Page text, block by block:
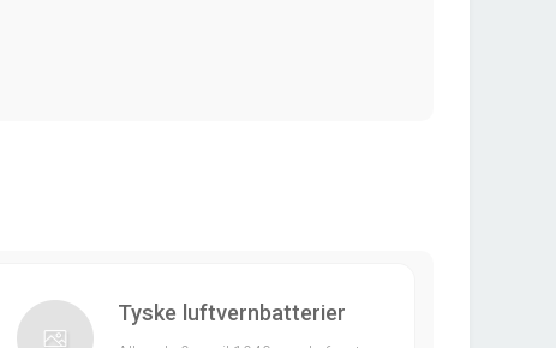
Tyske luftvernbatterier